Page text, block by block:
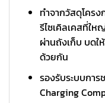
ทำจากวัสดุโครง
รีไซเคิลเคสที่ใ
ผ่านถังเก็บ บดใ
ด้วยกัน
รองรับระบบการ
Charging